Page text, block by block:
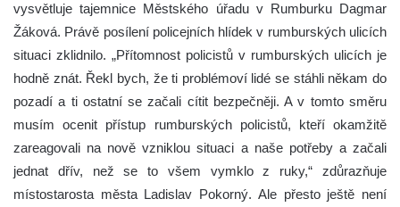
vysvětluje tajemnice Městského úřadu v Rumburku Dagmar
Žáková. Právě posílení policejních hlídek v rumburských ulicích
situaci zklidnilo. „Přítomnost policistů v rumburských ulicích je
hodně znát. Řekl bych, že ti problémoví lidé se stáhli někam do
pozadí a ti ostatní se začali cítit bezpečněji. A v tomto směru
musím ocenit přístup rumburských policistů, kteří okamžitě
zareagovali na nově vzniklou situaci a naše potřeby a začali
jednat dřív, než se to všem vymklo z ruky,“ zdůrazňuje
místostarosta města Ladislav Pokorný. Ale přesto ještě není